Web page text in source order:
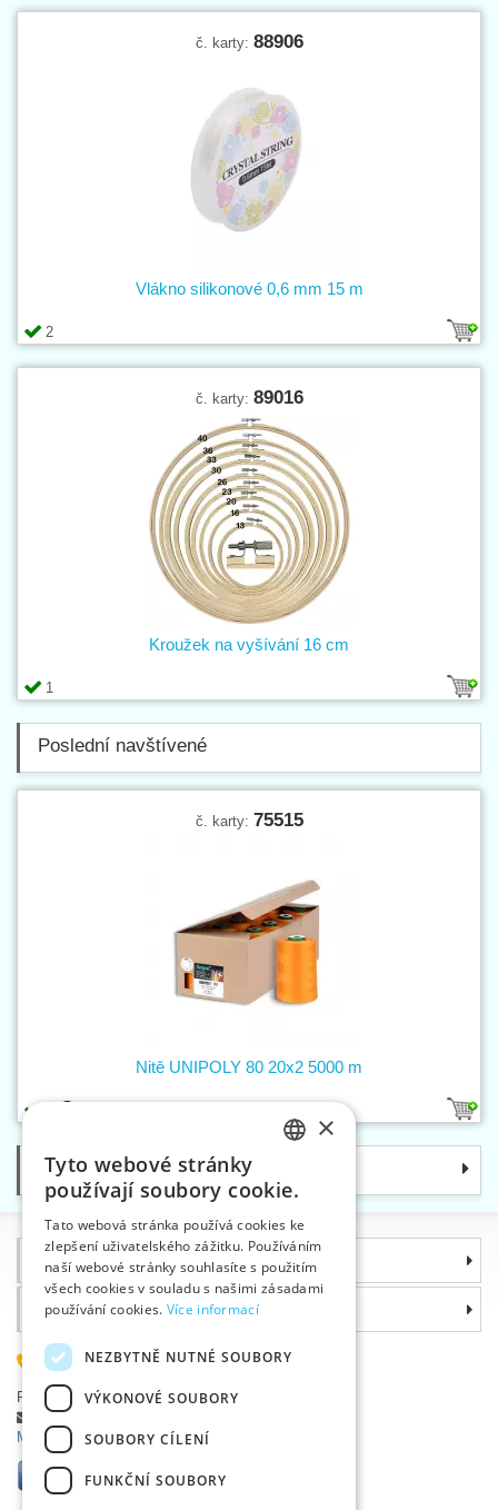
č. karty: 88906
2
Vlákno silikonové 0,6 mm 15 m
č. karty: 89016
1
Kroužek na vyšívání 16 cm
Poslední navštívené
č. karty: 75515
Nitě UNIPOLY 80 20x2 5000 m
Kategorie
Informace
Proč si zvolit právě nás
585 051 217
Plzeňská 868, 783 91 Uničov, Česká republika
Položit dotaz
Máte problémy s přihlášením ?
ENGLISH
GERMAN
×
Tyto webové stránky
používají soubory cookie.
Tato webová stránka používá cookies ke
zlepšení uživatelského zážitku. Používáním
naší webové stránky souhlasíte s použitím
všech cookies v souladu s našimi zásadami
používání cookies. Více informací
NEZBYTNĚ NUTNÉ SOUBORY
VÝKONOVÉ SOUBORY
SOUBORY CÍLENÍ
FUNKČNÍ SOUBORY